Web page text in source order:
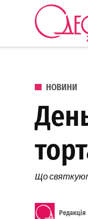
Перейти до вмісту
НОВИНИ
Що
Редакція